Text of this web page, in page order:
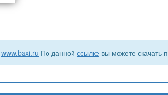
www.baxi.ru По данной ссылке вы можете скачать